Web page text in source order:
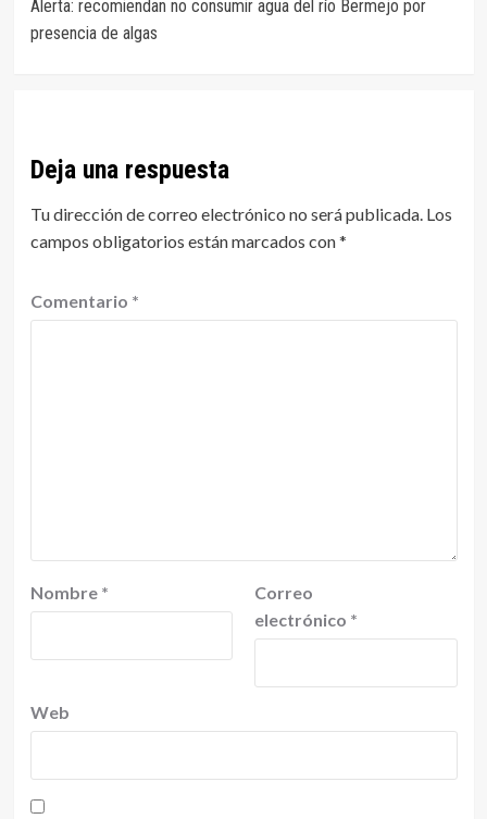
de
entradas
Alerta: recomiendan no consumir agua del río Bermejo por
presencia de algas
Deja una respuesta
Tu dirección de correo electrónico no será publicada. Los
campos obligatorios están marcados con*
Comentario *
Nombre *
Correo
electrónico *
Web